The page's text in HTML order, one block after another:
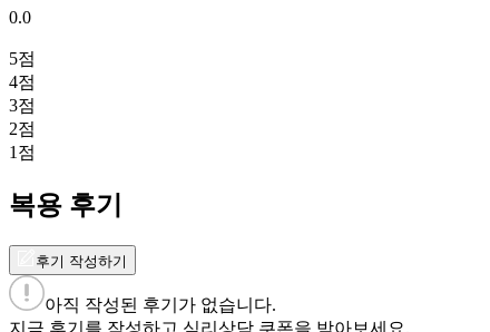
0.0
5점
4점
3점
2점
1 점
복용 후기
후기 작성하기
아직 작성된 후기가 없습니다.
지금 후기를 작성하고 심리상담 쿠폰을 받아보세요.